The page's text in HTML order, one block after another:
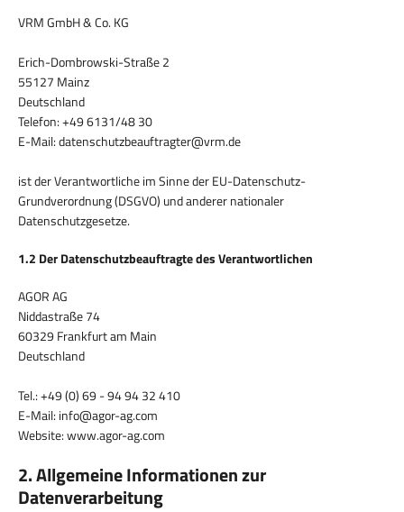
VRM GmbH & Co. KG
Erich-Dombrowski-Straße 2
55127 Mainz
Deutschland
Telefon: +49 6131/48 30
E-Mail: datenschutzbeauftragter@vrm.de
ist der Verantwortliche im Sinne der EU-Datenschutz-
Grundverordnung (DSGVO) und anderer nationaler
Datenschutzgesetze.
1.2 Der Datenschutzbeauftragte des Verantwortlichen
AGOR AG
Niddastraße 74
60329 Frankfurt am Main
Deutschland
Tel.: +49 (0) 69 - 94 94 32 410
E-Mail: info@agor-ag.com
Website: www.agor-ag.com
2. Allgemeine Informationen zur
Datenverarbeitung